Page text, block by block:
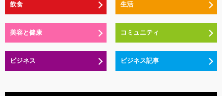
飲食 生活
美容と健康 コミュニティ
ビジネス ビジネス記事